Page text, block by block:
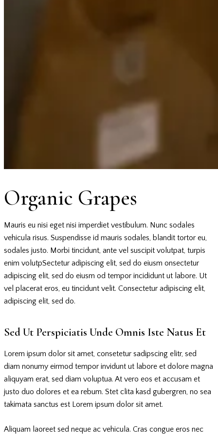
Organic Grapes
Mauris eu nisi eget nisi imperdiet vestibulum. Nunc sodales
vehicula risus. Suspendisse id mauris sodales, blandit tortor eu,
sodales justo. Morbi tincidunt, ante vel suscipit volutpat, turpis
enim volutpSectetur adipiscing elit, sed do eiusm onsectetur
adipiscing elit, sed do eiusm od tempor incididunt ut labore. Ut
vel placerat eros, eu tincidunt velit. Consectetur adipiscing elit,
adipiscing elit, sed do.
Sed Ut Perspiciatis Unde Omnis Iste Natus Et
Lorem ipsum dolor sit amet, consetetur sadipscing elitr, sed
diam nonumy eirmod tempor invidunt ut labore et dolore magna
aliquyam erat, sed diam voluptua. At vero eos et accusam et
justo duo dolores et ea rebum. Stet clita kasd gubergren, no sea
takimata sanctus est Lorem ipsum dolor sit amet.
Aliquam laoreet sed neque ac vehicula. Cras congue eros nec